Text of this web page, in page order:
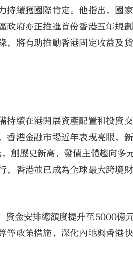
持續獲國際肯定。他指出，國
政府亦正推進首份香港五年規
，將有助推動香港固定收益及
持續在港開展資產配置和投資
香港金融市場近年表現亮眼，
創歷史新高，發債主體趨向多
，香港並已成為全球最大跨境
資金安排總額度提升至5000億
等政策措施，深化內地與香港